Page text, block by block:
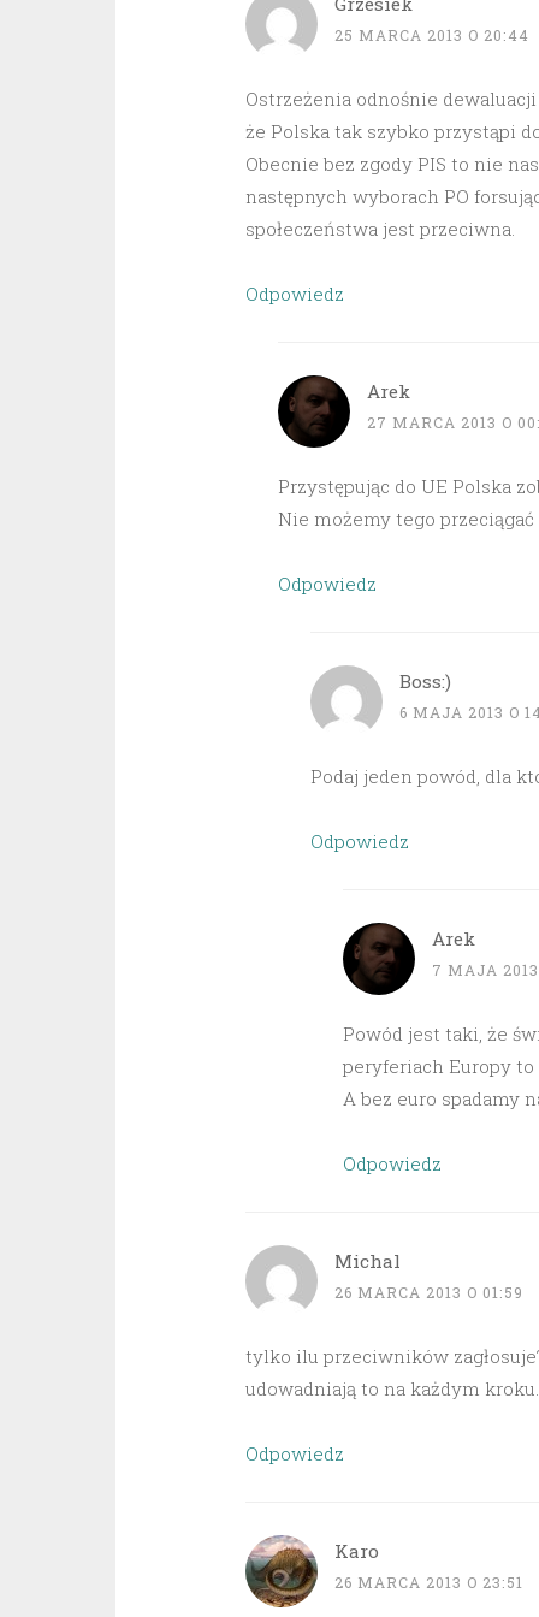
25 MARCA 2013 O 20:44
Ostrzeżenia odnośnie dewaluacji
że Polska tak szybko przystąpi
Obecnie bez zgody PIS to nie
następnych wyborach PO
społeczeństwa jest przeciwna.
Odpowiedz
Arek
27 MARCA 2013 O
Przystępując do UE Polska
Nie możemy tego
Odpowiedz
Boss:)
6 MAJA 2013 O
Podaj jeden powód, dla
Odpowiedz
Arek
7 MAJA 2013
Powód jest taki, że
peryferiach Europy to
A bez euro spadamy
Odpowiedz
Michal
26 MARCA 2013 O 01:59
tylko ilu przeciwników
udowadniają to na każdym kroku.
Odpowiedz
Karo
26 MARCA 2013 O 23:51